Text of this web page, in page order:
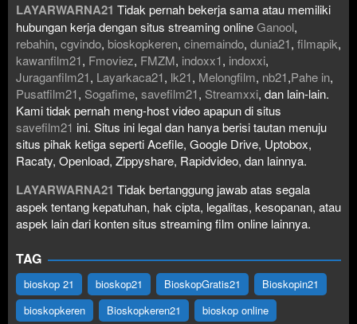
LAYARWARNA21 Tidak pernah bekerja sama atau memiliki
hubungan kerja dengan situs streaming onlineGanool,
rebahin, cgvindo, bioskopkeren, cinemaindo, dunia21, filmapik,
kawanfilm21, Fmoviez, FMZM, indoxx1, indoxxi,
Juraganfilm21, Layarkaca21, lk21, Melongfilm, nb21,Pahe in,
Pusatfilm21, Sogafime, savefilm21, Streamxxi, dan lain-lain.
Kami tidak pernah meng-host video apapun di situs
savefilm21 ini. Situs ini legal dan hanya berisi tautan menuju
situs pihak ketiga seperti Acefile, Google Drive, Uptobox,
Racaty, Openload, Zippyshare, Rapidvideo, dan lainnya.
LAYARWARNA21 Tidak bertanggung jawab atas segala
aspek tentang kepatuhan, hak cipta, legalitas, kesopanan, atau
aspek lain dari konten situs streaming film online lainnya.
TAG
bioskop 21 bioskop21 BioskopGratis21
Bioskopin21
bioskopkeren
Bioskopkeren21 bioskop online